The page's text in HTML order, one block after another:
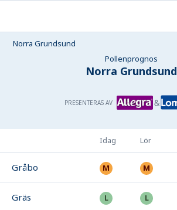
Norra Grundsund
Pollenprognos
Norra Grundsund
PRESENTERAS AV
Idag Lör
Gråbo
Gräs